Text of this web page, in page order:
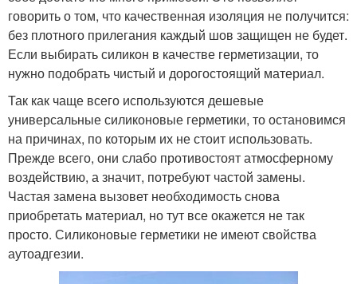
говорить о том, что качественная изоляция не получится:
без плотного прилегания каждый шов защищен не будет.
Если выбирать силикон в качестве герметизации, то
нужно подобрать чистый и дорогостоящий материал.
Так как чаще всего используются дешевые
универсальные силиконовые герметики, то остановимся
на причинах, по которым их не стоит использовать.
Прежде всего, они слабо противостоят атмосферному
воздействию, а значит, потребуют частой замены.
Частая замена вызовет необходимость снова
приобретать материал, но тут все окажется не так
просто. Силиконовые герметики не имеют свойства
аутоадгезии.